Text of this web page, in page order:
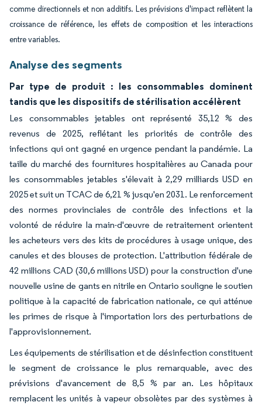
comme directionnels et non additifs. Les prévisions d'impact reflètent la
croissance de référence, les effets de composition et les interactions
entre variables.
Analyse des segments
Par type de produit : les consommables dominent
tandis que les dispositifs de stérilisation accélèrent
Les consommables jetables ont représenté 35,12 % des
revenus de 2025, reflétant les priorités de contrôle des
infections qui ont gagné en urgence pendant la pandémie. La
taille du marché des fournitures hospitalières au Canada pour
les consommables jetables s'élevait à 2,29 milliards USD en
2025 et suit un TCAC de 6,21 % jusqu'en 2031. Le renforcement
des normes provinciales de contrôle des infections et la
volonté de réduire la main-d'œuvre de retraitement orientent
les acheteurs vers des kits de procédures à usage unique, des
canules et des blouses de protection. L'attribution fédérale de
42 millions CAD (30,6 millions USD) pour la construction d'une
nouvelle usine de gants en nitrile en Ontario souligne le soutien
politique à la capacité de fabrication nationale, ce qui atténue
les primes de risque à l'importation lors des perturbations de
l'approvisionnement.
Les équipements de stérilisation et de désinfection constituent
le segment de croissance le plus remarquable, avec des
prévisions d'avancement de 8,5 % par an. Les hôpitaux
remplacent les unités à vapeur obsolètes par des systèmes à